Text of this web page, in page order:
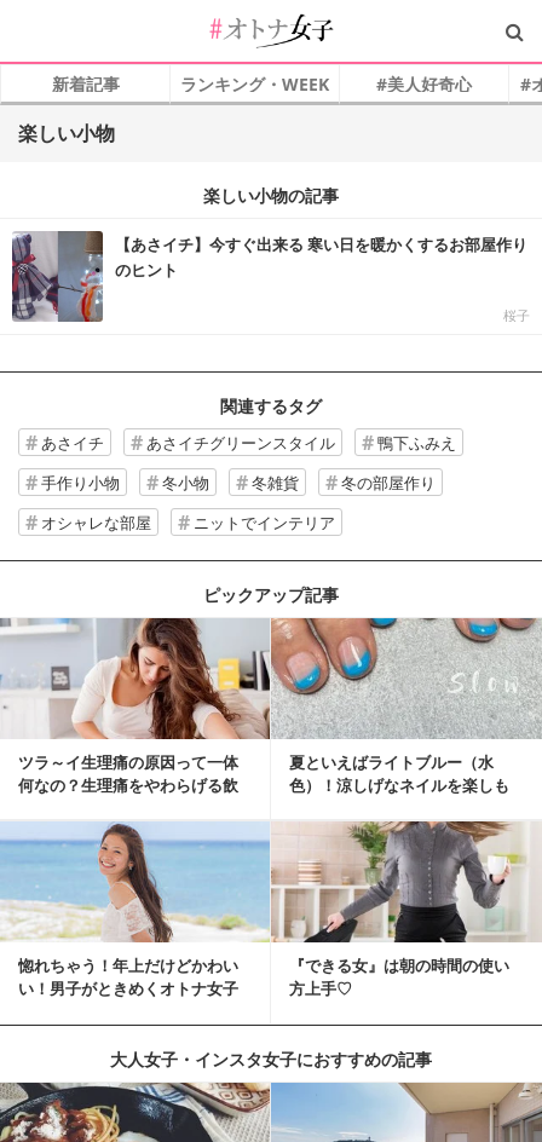
新着記事 ランキング・WEEK #美人好奇心 #
楽しい小物
楽しい小物の記事
【あさイチ】今すぐ出来る 寒い日を暖かくするお部屋作り
のヒント
桜子
関連するタグ
あさイチ あさイチグリーンスタイル
鴨下ふみえ
手作り小物
冬小物 冬雑貨
冬の部屋作り
オシャレな部屋
ニットでインテリア
ピックアップ記事
ツラ～イ生理痛の原因って一体
何なの？生理痛をやわらげる飲
夏といえばライトブルー（水
色）！涼しげなネイルを楽しも
惚れちゃう！年上だけどかわい
い！男子がときめくオトナ女子
『できる女』は朝の時間の使い
方上手♡
大人女子・インスタ女子におすすめの記事